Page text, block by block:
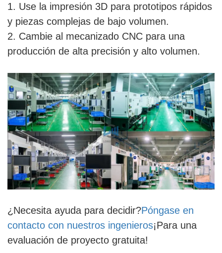
1. Use la impresión 3D para prototipos rápidos
y piezas complejas de bajo volumen.
2. Cambie al mecanizado CNC para una
producción de alta precisión y alto volumen.
¿Necesita ayuda para decidir?Póngase en
contacto con nuestros ingenieros¡Para una
evaluación de proyecto gratuita!